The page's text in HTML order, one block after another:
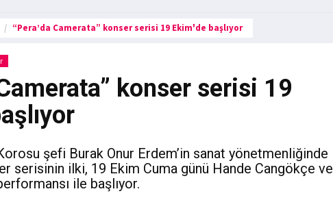
“Pera’da Camerata” konser serisi 19 Ekim'de başlıyor
konser serisi 19
şefi Burak Onur Erdem’in sanat yönetmenliğinde
serisinin ilki, 19 Ekim Cuma günü Hande Cangökçe ve
ile başlıyor.